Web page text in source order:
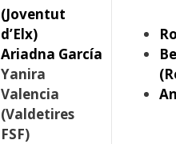
(Joventut
d’Elx)
Ariadna García
Yanira
Valencia
(Valdetires
FSF)